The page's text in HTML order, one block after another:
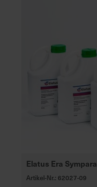
Elatus Era Sympara
Artikel-Nr.: 62027-09